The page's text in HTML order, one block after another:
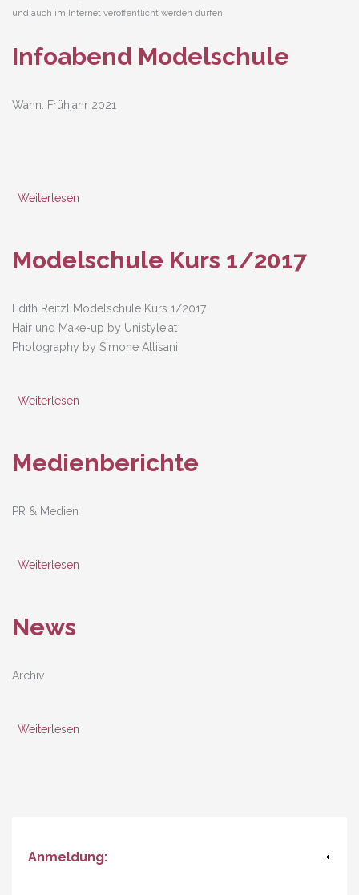
und auch im Internet veröffentlicht werden dürfen.
Infoabend Modelschule
Wann: Frühjahr 2021
Weiterlesen
Modelschule Kurs 1/2017
Edith Reitzl Modelschule Kurs 1/2017
Hair und Make-up by Unistyle.at
Photography by Simone Attisani
Weiterlesen
Medienberichte
PR & Medien
Weiterlesen
News
Archiv
Weiterlesen
Anmeldung: